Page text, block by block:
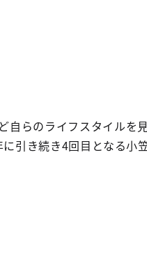
自らのライフスタイルを
引き続き4回目となる小